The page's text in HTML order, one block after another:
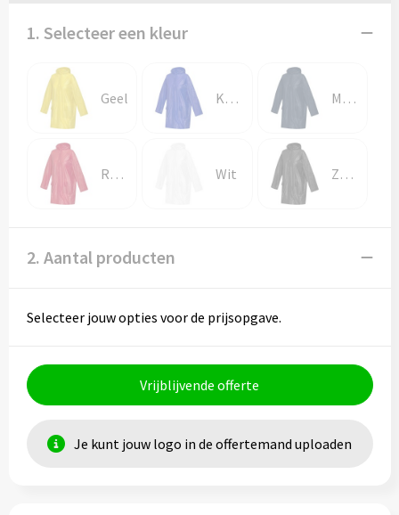
1. Selecteer een kleur
Geel Koningsblauw Marineblauw
Rood Wit Zwart
2. Aantal producten
Selecteer jouw opties voor de prijsopgave.
Vrijblijvende offerte
Je kunt jouw logo in de offertemand uploaden